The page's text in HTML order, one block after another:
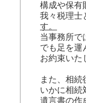
構成や保有
我々税理士
す。
当事務所で
でも足を運
お約束いた
また、相
いかに相続
遺言書の作